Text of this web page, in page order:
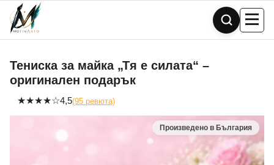
Skip
content
Тениска за майка „Тя е силата“ –
оригинален подарък
★★★★☆4,5(95 ревюта)